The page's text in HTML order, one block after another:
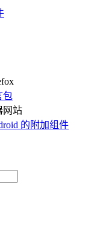
包
网站
的附加组件